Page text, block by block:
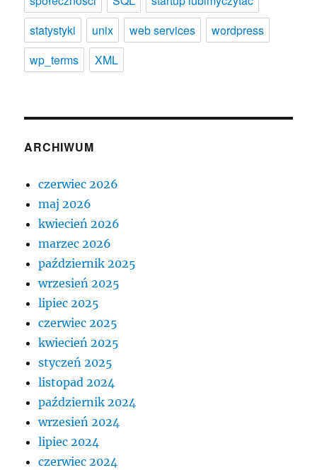
statystyki
unix web services
wordpress
wp_terms
XML
ARCHIWUM
czerwiec 2026
maj 2026
kwiecień 2026
marzec 2026
październik 2025
wrzesień 2025
lipiec 2025
czerwiec 2025
kwiecień 2025
styczeń 2025
listopad 2024
październik 2024
wrzesień 2024
lipiec 2024
czerwiec 2024